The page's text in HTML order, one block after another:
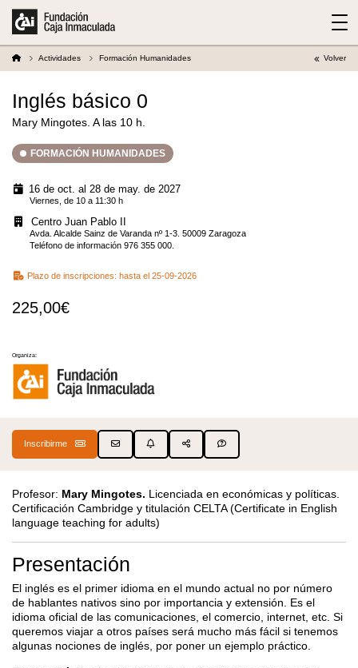
Actividades Formación Humanidades Volver
Inglés básico 0
Mary Mingotes. A las 10 h.
FORMACIÓN HUMANIDADES
16 de oct. al 28 de may. de 2027
Viernes, de 10 a 11:30 h
Centro Juan Pablo II
Avda. Alcalde Sainz de Varanda nº 1-3. 50009 Zaragoza
Teléfono de información 976 355 000.
Plazo de inscripciones: hasta el 25-09-2026
225,00€
Organiza:
Inscribirme
Profesor: Mary Mingotes. Licenciada en económicas y políticas.
Certificación Cambridge y titulación CELTA (Certificate in English
language teaching for adults)
Presentación
El inglés es el primer idioma en el mundo actual no por número
de hablantes nativos sino por importancia y extensión. Es el
idioma oficial de las comunicaciones, el comercio, internet, etc. Si
queremos viajar a otros países será mucho más fácil si tenemos
algunas nociones de inglés, por poner un ejemplo práctico.